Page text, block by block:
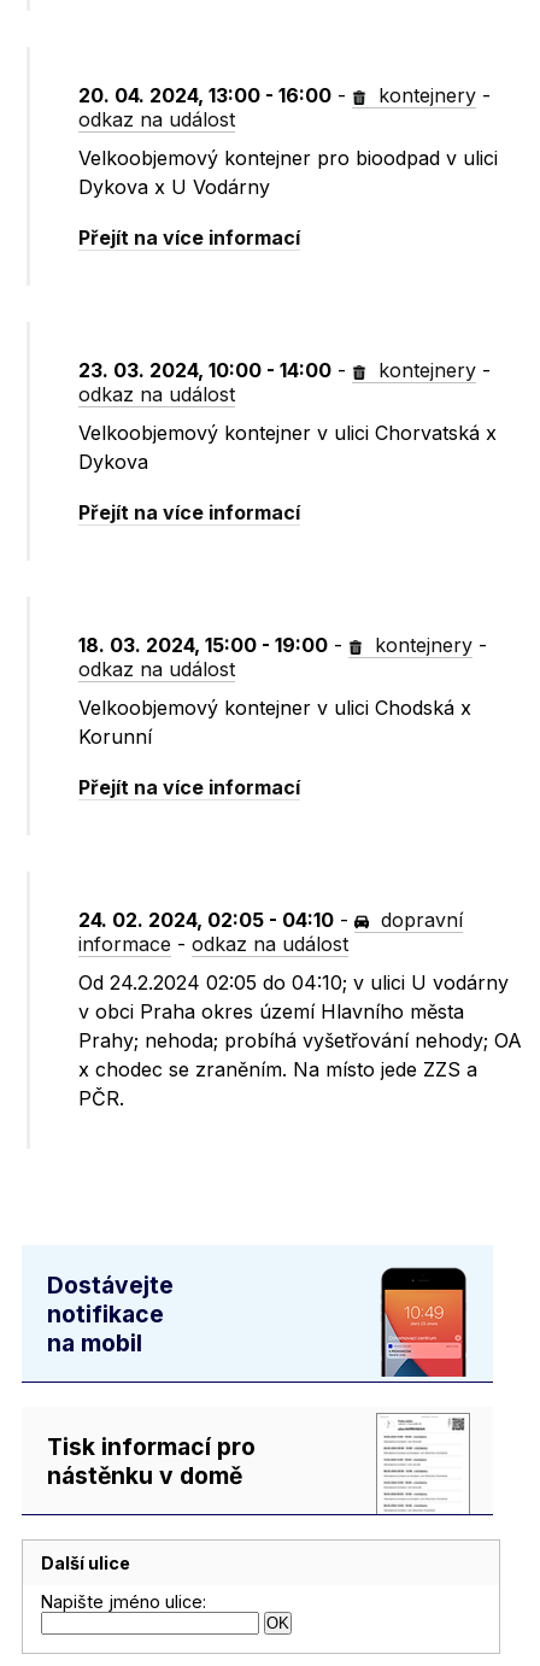
20. 04. 2024, 13:00 - 16:00 - kontejnery -
odkaz na událost
Velkoobjemový kontejner pro bioodpad v ulici
Dykova x U Vodárny
Přejít na více informací
23. 03. 2024, 10:00 - 14:00 - kontejnery -
odkaz na událost
Velkoobjemový kontejner v ulici Chorvatská x
Dykova
Přejít na více informací
18. 03. 2024, 15:00 - 19:00 - kontejnery -
odkaz na událost
Velkoobjemový kontejner v ulici Chodská x
Korunní
Přejít na více informací
24. 02. 2024, 02:05 - 04:10 -
dopravní
informace -odkaz na událost
Od 24.2.2024 02:05 do 04:10; v ulici U vodárny
v obci Praha okres území Hlavního města
Prahy; nehoda; probíhá vyšetřování nehody; OA
x chodec se zraněním. Na místo jede ZZS a
PČR.
Dostávejte
notifikace
na mobil
Tisk informací pro
nástěnku v domě
Další ulice
Napište jméno ulice: